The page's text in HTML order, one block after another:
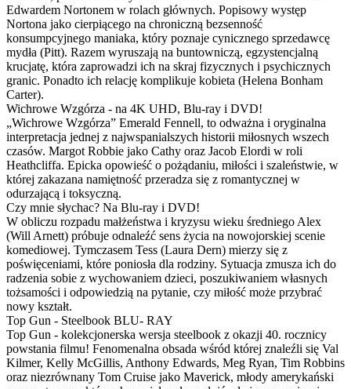
Edwardem Nortonem w rolach głównych. Popisowy występ
Nortona jako cierpiącego na chroniczną bezsenność
konsumpcyjnego maniaka, który poznaje cynicznego sprzedawcę
mydła (Pitt). Razem wyruszają na buntowniczą, egzystencjalną
krucjatę, która zaprowadzi ich na skraj fizycznych i psychicznych
granic. Ponadto ich relację komplikuje kobieta (Helena Bonham
Carter).
Wichrowe Wzgórza - na 4K UHD, Blu-ray i DVD!
„Wichrowe Wzgórza” Emerald Fennell, to odważna i oryginalna
interpretacja jednej z najwspanialszych historii miłosnych wszech
czasów. Margot Robbie jako Cathy oraz Jacob Elordi w roli
Heathcliffa. Epicka opowieść o pożądaniu, miłości i szaleństwie, w
której zakazana namiętność przeradza się z romantycznej w
odurzającą i toksyczną.
Czy mnie słychac? Na Blu-ray i DVD!
W obliczu rozpadu małżeństwa i kryzysu wieku średniego Alex
(Will Arnett) próbuje odnaleźć sens życia na nowojorskiej scenie
komediowej. Tymczasem Tess (Laura Dern) mierzy się z
poświęceniami, które poniosła dla rodziny. Sytuacja zmusza ich do
radzenia sobie z wychowaniem dzieci, poszukiwaniem własnych
tożsamości i odpowiedzią na pytanie, czy miłość może przybrać
nowy kształt.
Top Gun - Steelbook BLU- RAY
Top Gun - kolekcjonerska wersja steelbook z okazji 40. rocznicy
powstania filmu! Fenomenalna obsada wśród której znaleźli się Val
Kilmer, Kelly McGillis, Anthony Edwards, Meg Ryan, Tim Robbins
oraz niezrównany Tom Cruise jako Maverick, młody amerykański